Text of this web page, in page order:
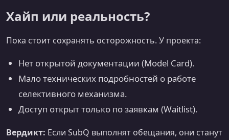
Хайп или реальность?
Пока стоит сохранять осторожность. У проекта:
Нет открытой документации (Model Card).
Мало технических подробностей о работе
селективного механизма.
Доступ открыт только по заявкам (Waitlist).
Вердикт: Если SubQ выполнят обещания, они станут